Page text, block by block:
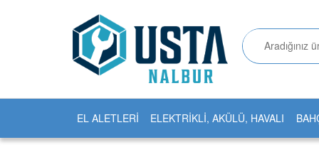
EL ALETLERİ ELEKTRİKLİ, AKÜLÜ, HAVALI